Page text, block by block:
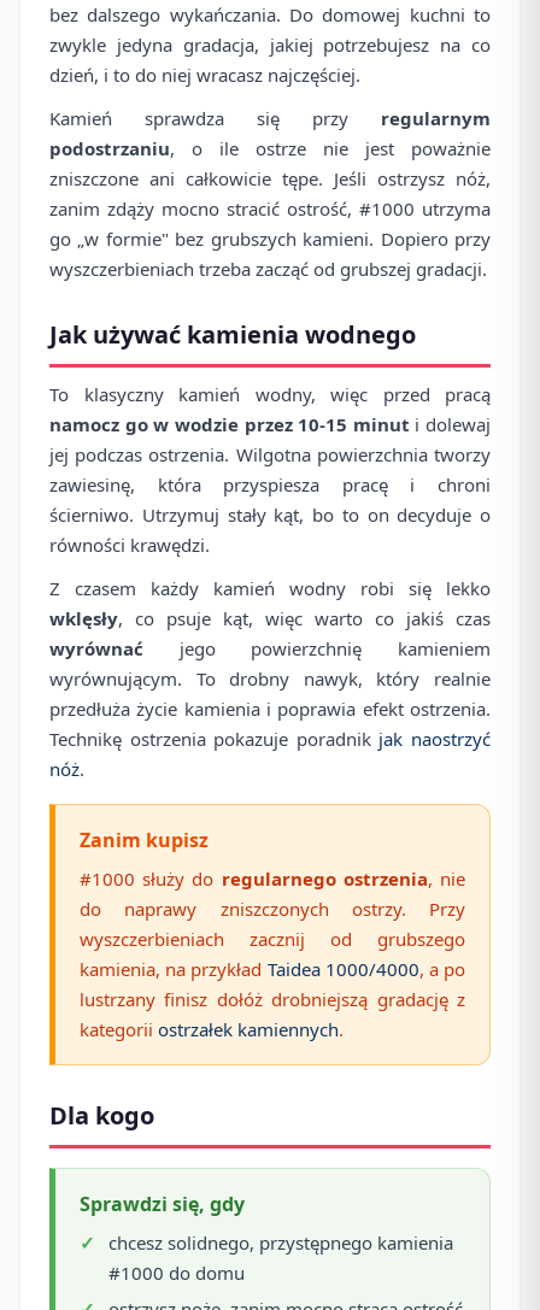
bez dalszego wykańczania. Do domowej kuchni to
zwykle jedyna gradacja, jakiej potrzebujesz na co
dzień, i to do niej wracasz najczęściej.
Kamień sprawdza się przy regularnym
podostrzaniu, o ile ostrze nie jest poważnie
zniszczone ani całkowicie tępe. Jeśli ostrzysz nóż,
zanim zdąży mocno stracić ostrość, #1000 utrzyma
go „w formie" bez grubszych kamieni. Dopiero przy
wyszczerbieniach trzeba zacząć od grubszej gradacji.
Jak używać kamienia wodnego
To klasyczny kamień wodny, więc przed pracą
namocz go w wodzie przez 10-15 minut i dolewaj
jej podczas ostrzenia. Wilgotna powierzchnia tworzy
zawiesinę, która przyspiesza pracę i chroni
ścierniwo. Utrzymuj stały kąt, bo to on decyduje o
równości krawędzi.
Z czasem każdy kamień wodny robi się lekko
wklęsły, co psuje kąt, więc warto co jakiś czas
wyrównać jego powierzchnię kamieniem
wyrównującym. To drobny nawyk, który realnie
przedłuża życie kamienia i poprawia efekt ostrzenia.
Technikę ostrzenia pokazuje poradnik jak naostrzyć
nóż.
Zanim kupisz
#1000 służy do regularnego ostrzenia, nie
do naprawy zniszczonych ostrzy. Przy
wyszczerbieniach zacznij od grubszego
kamienia, na przykład Taidea 1000/4000, a po
lustrzany finisz dołóż drobniejszą gradację z
kategorii ostrzałek kamiennych.
Dla kogo
Sprawdzi się, gdy
chcesz solidnego, przystępnego kamienia
#1000 do domu